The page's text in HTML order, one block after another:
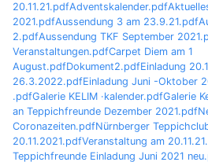
20.11.21.pdfAdventskalender.pdf
2021.pdfAussendung 3 am 23.9.21.pdf
2.pdfAussendung TKF September
Veranstaltungen.pdfCarpet Diem am 1
August.pdfDokument2.pdfEinladung
26.3.2022.pdfEinladung Juni -Oktober
.pdfGalerie KELIM ·kalender.pdfGalerie
an Teppichfreunde Dezember 2021.pdf
Coronazeiten.pdfNürnberger
20.11.2021.pdfVeranstaltung am
Teppichfreunde Einladung Juni 2021